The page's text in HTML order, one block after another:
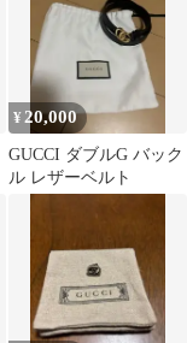
¥20,000
GUCCI ダブルG バック
ル レザーベルト